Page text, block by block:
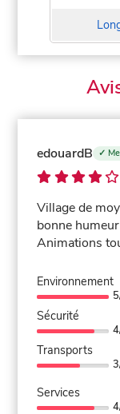
edouardB ✓
Village de
bonne
Animations
Environnement
Sécurité
Transports
Services